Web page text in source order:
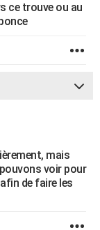
ce trouve ou au
mais
voir pour
de faire les